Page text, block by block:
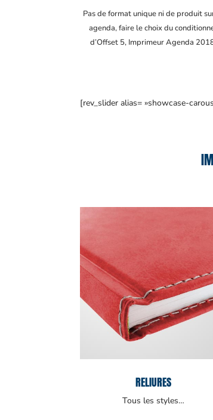
Pas de format unique ni de produit
agenda, faire le choix du
d’Offset 5, Imprimeur Agenda
[rev_slider alias= »showcase-
RELIURES
Tous les styles…